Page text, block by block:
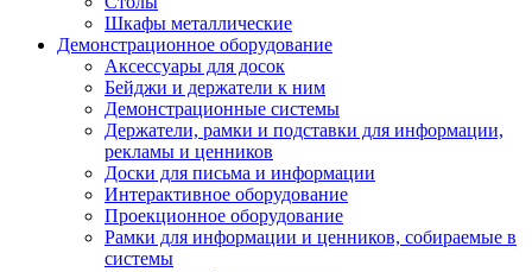
Шкафы металлические
Демонстрационное оборудование
Аксессуары для досок
Бейджи и держатели к ним
Демонстрационные системы
Держатели, рамки и подставки для информации,
рекламы и ценников
Доски для письма и информации
Интерактивное оборудование
Проекционное оборудование
Рамки для информации и ценников, собираемые в
системы